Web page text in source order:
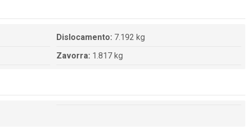
Dislocamento: 7.192 kg
Zavorra: 1.817 kg